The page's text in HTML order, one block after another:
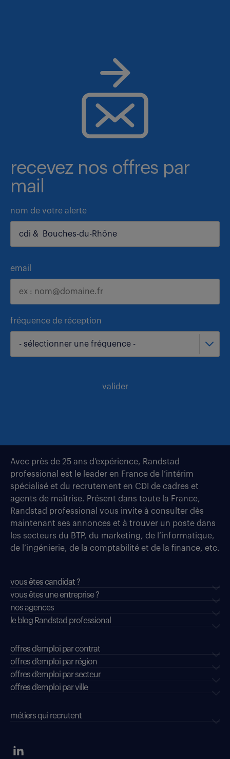
recevez nos offres par
mail
nom de votre alerte
email
fréquence de réception
- sélectionner une fréquence -
valider
Avec près de 25 ans d’expérience, Randstad
professional est le leader en France de l’intérim
spécialisé et du recrutement en CDI de cadres et
agents de maîtrise. Présent dans toute la France,
Randstad professional vous invite à consulter dès
maintenant ses annonces et à trouver un poste dans
les secteurs du BTP, du marketing, de l’informatique,
de l’ingénierie, de la comptabilité et de la finance, etc.
vous êtes candidat ?
vous êtes une entreprise ?
nos agences
le blog Randstad professional
offres d'emploi par contrat
offres d'emploi par région
offres d'emploi par secteur
offres d’emploi par ville
métiers qui recrutent